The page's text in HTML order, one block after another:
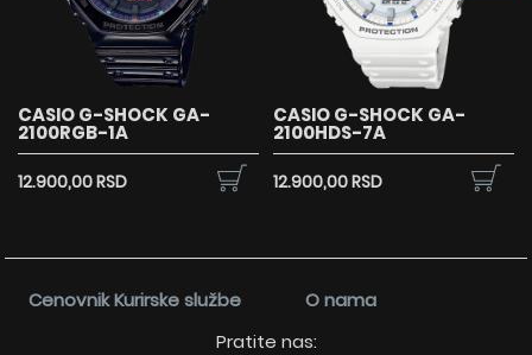
CASIO G-SHOCK GA-
2100RGB-1A
12.900,00 RSD
CASIO G-SHOCK GA-
2100HDS-7A
12.900,00 RSD
Cenovnik Kurirske službe
O nama
Pratite nas: